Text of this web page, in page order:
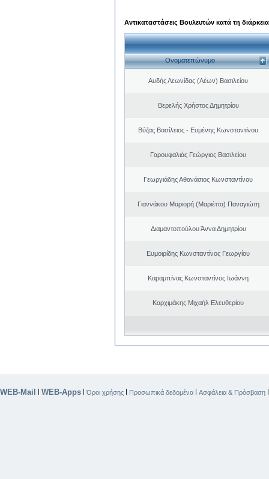
Αντικαταστάσεις Βουλευτών κατά τη
Ονοματεπώνυμο
Αυδής Λεωνίδας (Λέων) Βασιλείου
Βερελής Χρήστος Δημητρίου
Βύζας Βασίλειος - Ευμένης Κωνσταντίνου
Γαρουφαλιάς Γεώργιος Βασιλείου
Γεωργιάδης Αθανάσιος Κωνσταντίνου
Γιαννάκου Μαριορή (Μαριέττα) Παναγιώτη
Διαμαντοπούλου Άννα Δημητρίου
Ευμοιρίδης Κωνσταντίνος Γεωργίου
Καραμπίνας Κωνσταντίνος Ιωάννη
Καρχιμάκης Μιχαήλ Ελευθερίου
WEB-Mail | WEB-Apps |Όροι χρήσης | Προσωπικά δεδομένα | Ασφάλεια & Πρόσβαση